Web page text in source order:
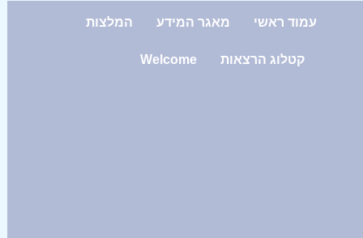
עמוד ראשי מאגר המידע המלצות
קטלוג הרצאות Welcome